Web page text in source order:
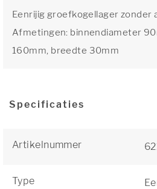
Eenrijig groefkogellager zonder
Afmetingen: binnendiameter
160mm, breedte 30mm
Specificaties
Artikelnummer
Type